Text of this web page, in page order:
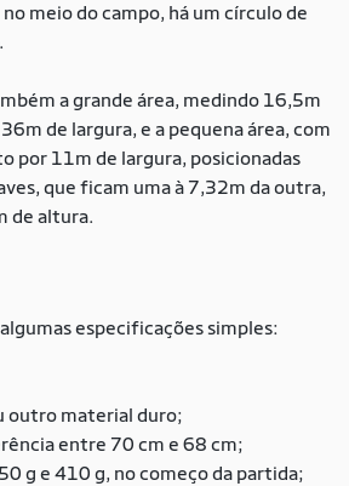
meio do campo, há um círculo de
a grande área, medindo 16,5m
de largura, e a pequena área, com
por 11m de largura, posicionadas
que ficam uma à 7,32m da outra,
de altura.
especificações simples:
outro material duro;
entre 70 cm e 68 cm;
g e 410 g, no começo da partida;